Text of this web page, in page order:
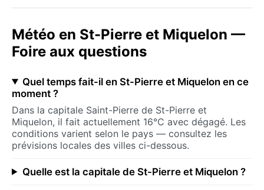
Météo en St-Pierre et Miquelon —
Foire aux questions
Quel temps fait-il en St-Pierre et Miquelon en ce
moment ?
Dans la capitale Saint-Pierre de St-Pierre et
Miquelon, il fait actuellement 16°C avec dégagé. Les
conditions varient selon le pays — consultez les
prévisions locales des villes ci-dessous.
Quelle est la capitale de St-Pierre et Miquelon ?